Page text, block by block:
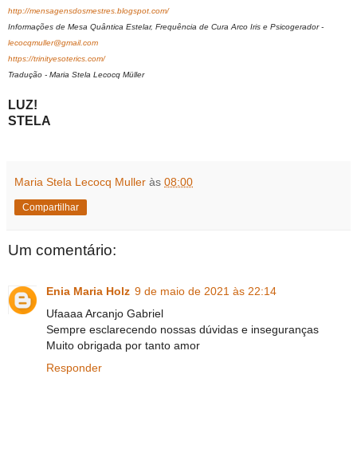
http://mensagensdosmestres.blogspot.com/
Informações de Mesa Quântica Estelar, Frequência de Cura Arco Iris e Psicogerador -
lecocqmuller@gmail.com
https://trinityesoterics.com/
Tradução - Maria Stela Lecocq Müller
LUZ!
STELA
Maria Stela Lecocq Muller às 08:00
Compartilhar
Um comentário:
Enia Maria Holz 9 de maio de 2021 às 22:14
Ufaaaa Arcanjo Gabriel
Sempre esclarecendo nossas dúvidas e inseguranças
Muito obrigada por tanto amor
Responder